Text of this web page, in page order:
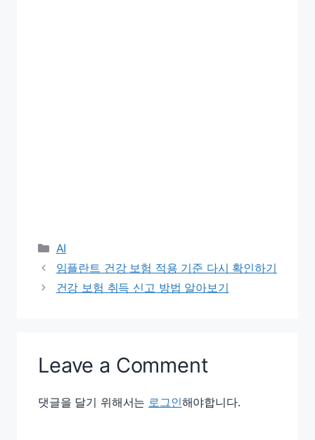
Categories
AI
임플란트 건강 보험 적용 기준 다시 확인하기
건강 보험 취득 신고 방법 알아보기
Leave a Comment
댓글을 달기 위해서는 로그인해야합니다.